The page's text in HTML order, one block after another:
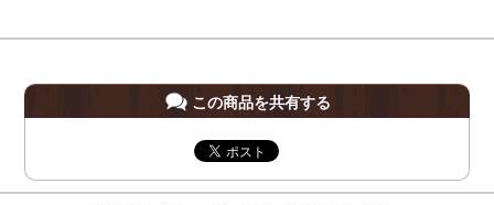
この商品を共有する